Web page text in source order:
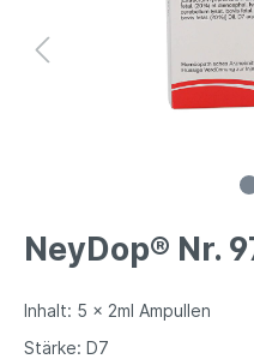
NeyDop® Nr.
Inhalt: 5 x 2ml Ampullen
Stärke: D7